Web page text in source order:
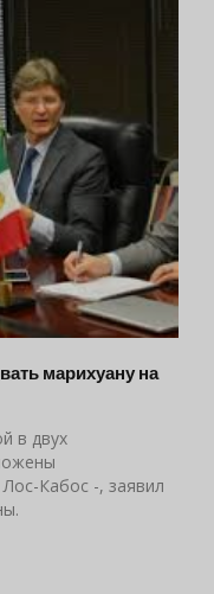
марихуану на
в двух
Кабос -, заявил